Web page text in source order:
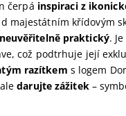
čerpá inspiraci z
majestátním křídovým
praktický.
což podtrhuje její
razítkem s logem
aledarujte zážitek–